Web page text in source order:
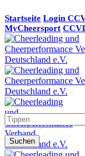
Startseite Login
MyCheersport
Suchen